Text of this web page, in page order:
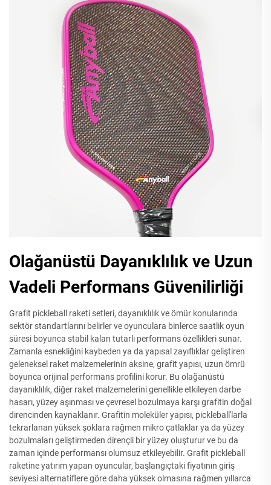
Olağanüstü Dayanıklılık ve Uzun
Vadeli Performans Güvenilirliği
Grafit pickleball raketi setleri, dayanıklılık ve ömür konularında
sektör standartlarını belirler ve oyunculara binlerce saatlik oyun
süresi boyunca stabil kalan tutarlı performans özellikleri sunar.
Zamanla esnekliğini kaybeden ya da yapısal zayıflıklar geliştiren
geleneksel raket malzemelerinin aksine, grafit yapısı, uzun ömrü
boyunca orijinal performans profilini korur. Bu olağanüstü
dayanıklılık, diğer raket malzemelerini genellikle etkileyen darbe
hasarı, yüzey aşınması ve çevresel bozulmaya karşı grafitin doğal
direncinden kaynaklanır. Grafitin moleküler yapısı, pickleball'larla
tekrarlanan yüksek şoklara rağmen mikro çatlaklar ya da yüzey
bozulmaları geliştirmeden dirençli bir yüzey oluşturur ve bu da
zaman içinde performansı olumsuz etkileyebilir. Grafit pickleball
raketine yatırım yapan oyuncular, başlangıçtaki fiyatının giriş
seviyesi alternatiflere göre daha yüksek olmasına rağmen yıllarca